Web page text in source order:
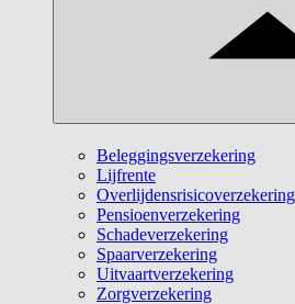
Beleggingsverzekering
Lijfrente
Overlijdensrisicoverzekering
Pensioenverzekering
Schadeverzekering
Spaarverzekering
Uitvaartverzekering
Zorgverzekering